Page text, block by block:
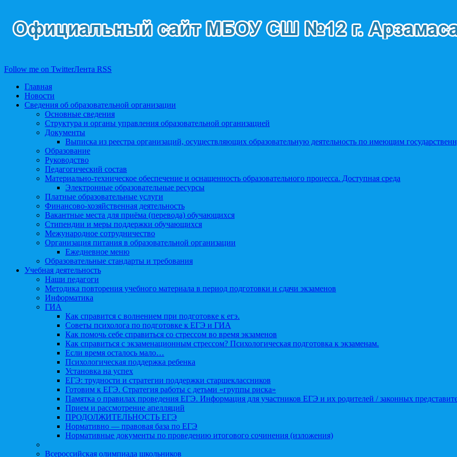
Follow me on TwitterЛента RSS
Главная
Новости
Сведения об образовательной организации
Основные сведения
Структура и органы управления образовательной организацией
Документы
Выписка из реестра организаций, осуществляющих образовательную деятельность по имеющим
Образование
Руководство
Педагогический состав
Материально-техническое обеспечение и оснащенность образовательного процесса. Доступная среда
Электронные образовательные ресурсы
Платные образовательные услуги
Финансово-хозяйственная деятельность
Вакантные места для приёма (перевода) обучающихся
Стипендии и меры поддержки обучающихся
Межународное сотрудничество
Организация питания в образовательной организации
Ежедневное меню
Образовательные стандарты и требования
Учебная деятельность
Наши педагоги
Методика повторения учебного материала в период подготовки и сдачи экзаменов
Информатика
ГИА
Как справится с волнением при подготовке к егэ.
Советы психолога по подготовке к ЕГЭ и ГИА
Как помочь себе справиться со стрессом во время экзаменов
Как справиться с экзаменационным стрессом? Психологическая подготовка к экзаменам.
Если время осталось мало…
Психологическая поддержка ребенка
Установка на успех
ЕГЭ: трудности и стратегии поддержки старшеклассников
Готовим к ЕГЭ. Стратегия работы с детьми «группы риска»
Памятка о правилах проведения ЕГЭ. Информация для участников ЕГЭ и их родителей / законных
Прием и рассмотрение апелляций
ПРОДОЛЖИТЕЛЬНОСТЬ ЕГЭ
Нормативно — правовая база по ЕГЭ
Нормативные документы по проведению итогового сочинения (изложения)
Всероссийская олимпиада школьников